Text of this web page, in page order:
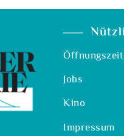
Jobs
Kino
Impressum